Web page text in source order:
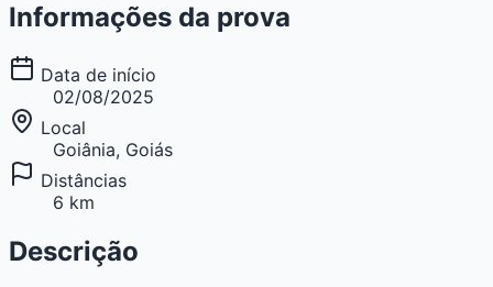
Informações da prova
Data de início
02/08/2025
Local
Goiânia, Goiás
Distâncias
6 km
Descrição